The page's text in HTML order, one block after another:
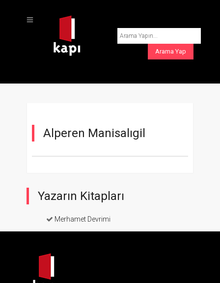
Alperen Manisalıgil
Yazarın Kitapları
Merhamet Devrimi